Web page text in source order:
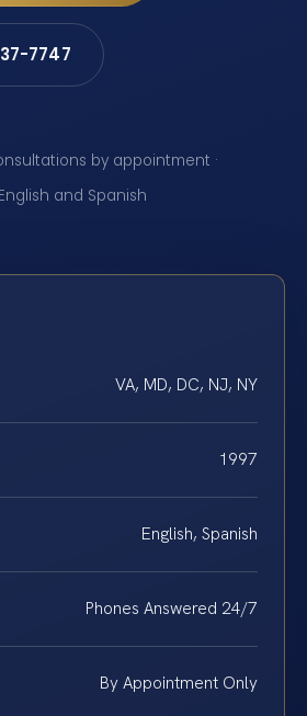
7747
by appointment ·
and Spanish
VA, MD, DC, NJ, NY
1997
English, Spanish
Phones Answered 24/7
By Appointment Only